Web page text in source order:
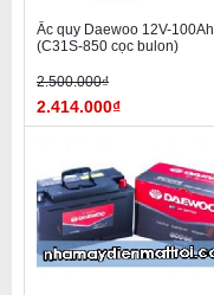
Ắc quy Daewoo 12V-100Ah
(C31S-850 cọc bulon)
2.500.000₫
2.414.000₫